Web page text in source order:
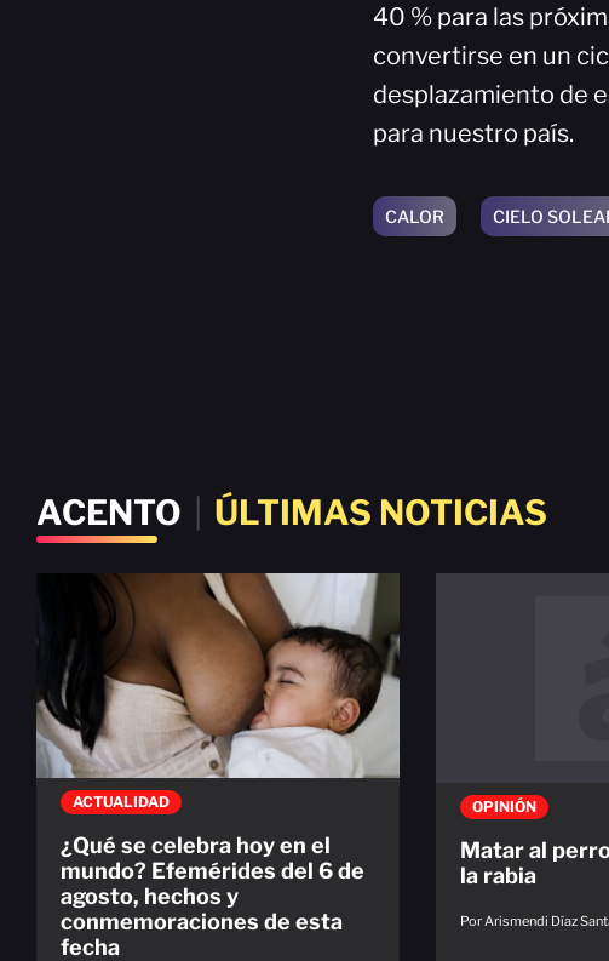
40 % para las
convertirse en un
desplazamiento de
para nuestro país.
CALOR CIELO
ACENTO ÚLTIMAS NOTICIAS
ACTUALIDAD
¿Qué se celebra hoy en el
mundo? Efemérides del 6 de
agosto, hechos y
conmemoraciones de esta
fecha
OPINIÓN
Matar al
la rabia
Por Arismendi Díaz